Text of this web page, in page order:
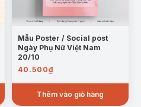
Mẫu Poster / Social post
Ngày Phụ Nữ Việt Nam
20/10
40.500₫
Thêm vào giỏ hàng